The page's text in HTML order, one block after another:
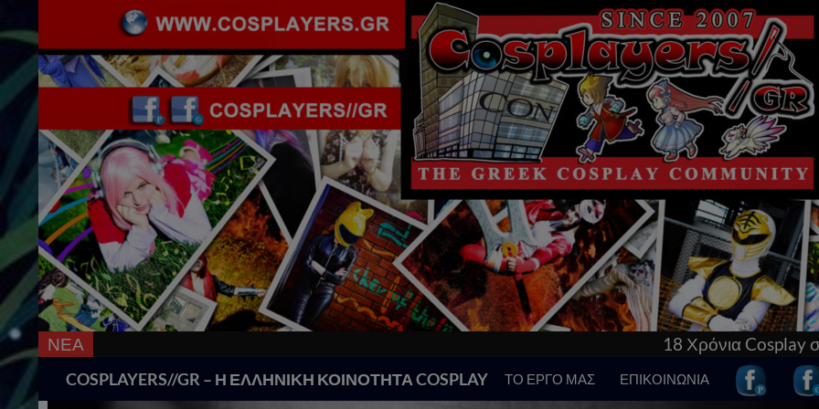
ΝΕΑ 18 Χρόνια Cosplay στην Ελλάδα!
COSPLAYERS//GR – Η ΕΛΛΗΝΙΚΗ ΚΟΙΝΟΤΗΤΑ COSPLAY ΤΟ ΕΡΓΟ ΜΑΣ ΕΠΙΚΟΙΝΩΝΙΑ